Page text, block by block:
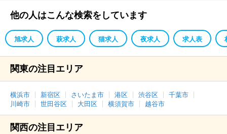
他の人はこんな検索をしています
旭求人 萩求人 猫求人 夜求人 求人表
関東の注目エリア
横浜市 新宿区 さいたま市 港区 渋谷区
千葉市
川崎市
世田谷区 大田区 横須賀市 越谷市
関西の注目エリア